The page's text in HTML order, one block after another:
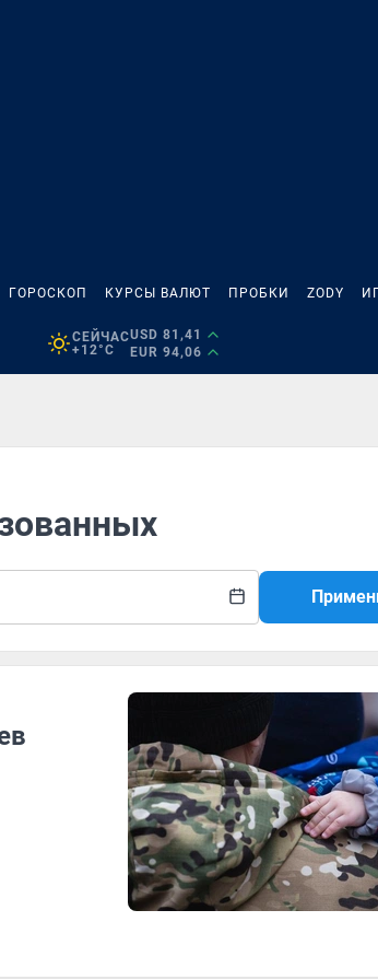
ГОРОСКОП КУРСЫ ВАЛЮТ ПРОБКИ ZODY
СЕЙЧАС
+12°C
USD 81,41
EUR 94,06